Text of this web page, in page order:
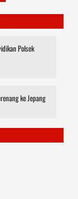
Polsek
ke Jepang